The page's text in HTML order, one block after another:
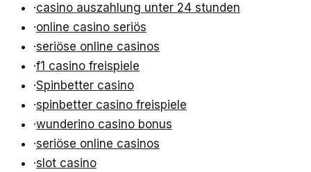
·casino auszahlung unter 24 stunden
·online casino seriös
·seriöse online casinos
·f1 casino freispiele
·Spinbetter casino
·spinbetter casino freispiele
·wunderino casino bonus
·seriöse online casinos
·slot casino